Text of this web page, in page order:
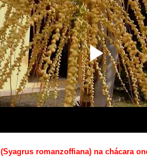
romanzoffiana) na chácara